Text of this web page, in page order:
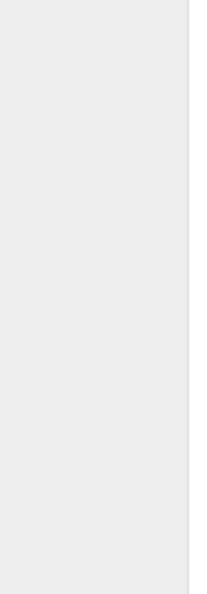
oignon, poireau et ail